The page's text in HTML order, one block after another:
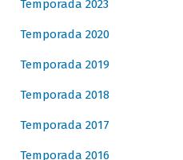
Temporada 2023
Temporada 2020
Temporada 2019
Temporada 2018
Temporada 2017
Temporada 2016